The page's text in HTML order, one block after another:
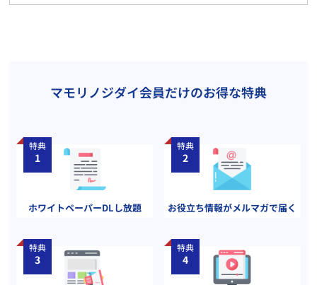
マモリノジダイ会員だけのお得な特典
特典
1
ホワイトペーパーDLし放題
特典
2
お役立ち情報がメルマガで届く
特典
3
特典
4